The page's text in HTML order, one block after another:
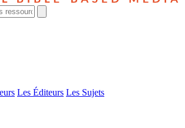
Les Éditeurs Les Sujets